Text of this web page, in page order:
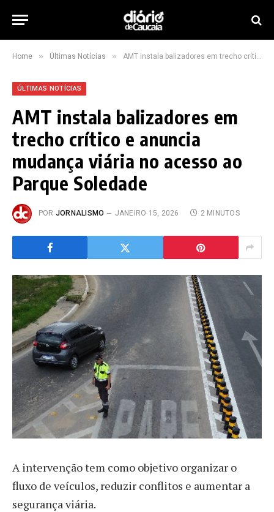
Home » Últimas Notícias » AMT instala balizadores em trecho crítico e anuncia mudança viária no acesso ao Parque Soledade
ÚLTIMAS NOTÍCIAS
AMT instala balizadores em
trecho crítico e anuncia
mudança viária no acesso ao
Parque Soledade
POR JORNALISMO JANEIRO 15, 2026 2 MINUTOS
A intervenção tem como objetivo organizar o
fluxo de veículos, reduzir conflitos e aumentar a
segurança viária.